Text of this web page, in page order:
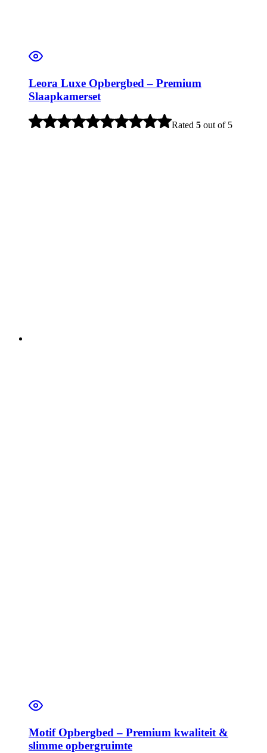
Leora Luxe Opbergbed – Premium
Slaapkamerset
Rated 5 out of 5
Motif Opbergbed – Premium kwaliteit &
slimme opbergruimte